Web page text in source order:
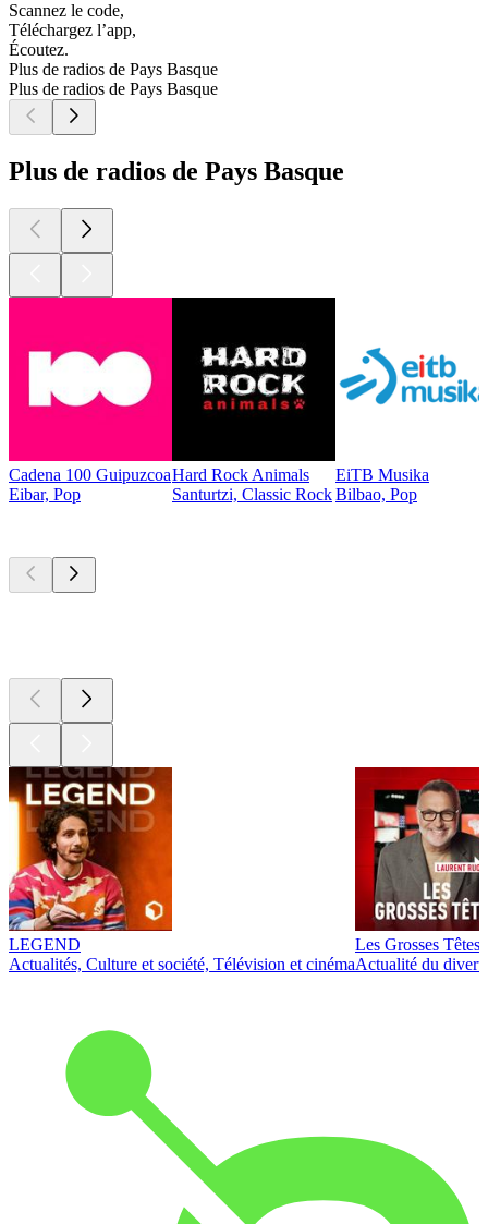
Scannez le code,
Téléchargez l’app,
Écoutez.
Plus de radios de Pays Basque
Plus de radios de Pays Basque
Plus de radios de Pays Basque
Cadena 100 Guipuzcoa
Eibar, Pop
Hard Rock Animals
Santurtzi, Classic Rock
EiTB Musika
Bilbao, Pop
LEGEND
Actualités, Culture et société, Télévision et cinéma
Les Grosses Têtes
Actualité du